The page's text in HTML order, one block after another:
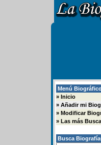
Menú
» Inicio
» Añadir mi
» Modificar
» Las más
Busca